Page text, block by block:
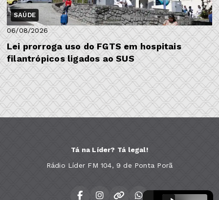
SAÚDE
06/08/2026
Lei prorroga uso do FGTS em hospitais
filantrópicos ligados ao SUS
Tá na Líder? Tá legal!
Rádio Líder FM 104, 9 de Ponta Porã